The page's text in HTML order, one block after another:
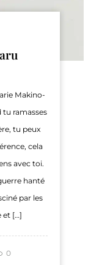
Makino-
tu ramasses
tu peux
cela
avec toi.
hanté
par les
et […]
0